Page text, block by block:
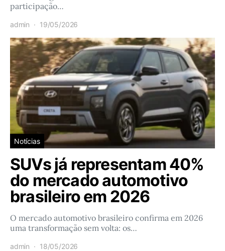
participação…
admin 19/05/2026
Notícias
SUVs já representam 40%
do mercado automotivo
brasileiro em 2026
O mercado automotivo brasileiro confirma em 2026
uma transformação sem volta: os…
admin 18/05/2026